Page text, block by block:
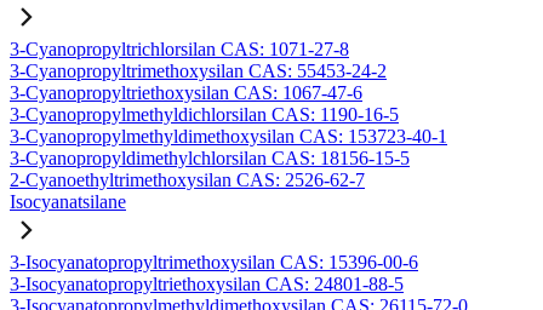
3-Cyanopropyltrichlorsilan CAS: 1071-27-8
3-Cyanopropyltrimethoxysilan CAS: 55453-24-2
3-Cyanopropyltriethoxysilan CAS: 1067-47-6
3-Cyanopropylmethyldichlorsilan CAS: 1190-16-5
3-Cyanopropylmethyldimethoxysilan CAS: 153723-40-1
3-Cyanopropyldimethylchlorsilan CAS: 18156-15-5
2-Cyanoethyltrimethoxysilan CAS: 2526-62-7
Isocyanatsilane
3-Isocyanatopropyltrimethoxysilan CAS: 15396-00-6
3-Isocyanatopropyltriethoxysilan CAS: 24801-88-5
3-Isocyanatopropylmethyldimethoxysilan CAS: 26115-72-0